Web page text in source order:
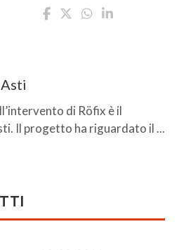
di Röfix è il
Il progetto ha riguardato il ...